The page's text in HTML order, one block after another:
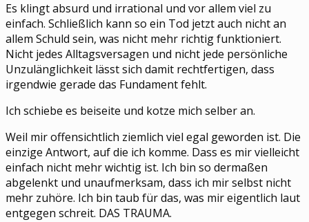
Es klingt absurd und irrational und vor allem viel zu
einfach. Schließlich kann so ein Tod jetzt auch nicht an
allem Schuld sein, was nicht mehr richtig funktioniert.
Nicht jedes Alltagsversagen und nicht jede persönliche
Unzulänglichkeit lässt sich damit rechtfertigen, dass
irgendwie gerade das Fundament fehlt.
Ich schiebe es beiseite und kotze mich selber an.
Weil mir offensichtlich ziemlich viel egal geworden ist. Die
einzige Antwort, auf die ich komme. Dass es mir vielleicht
einfach nicht mehr wichtig ist. Ich bin so dermaßen
abgelenkt und unaufmerksam, dass ich mir selbst nicht
mehr zuhöre. Ich bin taub für das, was mir eigentlich laut
entgegen schreit. DAS TRAUMA.